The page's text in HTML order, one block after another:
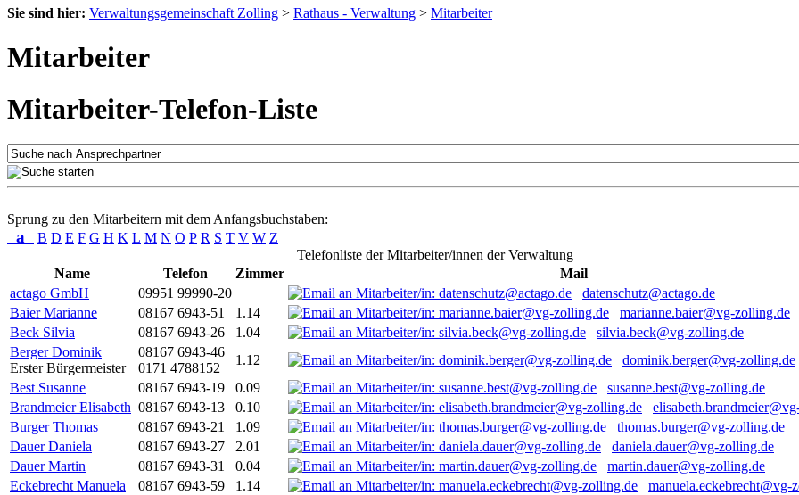
Sie sind hier: Verwaltungsgemeinschaft Zolling > Rathaus - Verwaltung > Mitarbeiter
Mitarbeiter
Mitarbeiter-Telefon-Liste
Sprung zu den Mitarbeitern mit dem Anfangsbuchstaben:
a B D E F G H K L M N O P R S T V W Z
Telefonliste der Mitarbeiter/innen der Verwaltung
Name
Telefon Zimmer
Mail
actago GmbH
09951 99990-20
datenschutz@actago.de
Baier Marianne
08167 6943-51 1.14
marianne.baier@vg-zolling.de
Beck Silvia
08167 6943-26 1.04
silvia.beck@vg-zolling.de
Berger Dominik
Erster Bürgermeister
08167 6943-46
0171 4788152
1.12
dominik.berger@vg-zolling.de
Best Susanne
08167 6943-19 0.09
susanne.best@vg-zolling.de
Brandmeier Elisabeth 08167 6943-13 0.10
Burger Thomas
08167 6943-21 1.09
thomas.burger@vg-zolling.de
Dauer Daniela
08167 6943-27 2.01
daniela.dauer@vg-zolling.de
Dauer Martin
08167 6943-31 0.04
martin.dauer@vg-zolling.de
Eckebrecht Manuela
08167 6943-59 1.14
manuela.eckebrecht@vg-